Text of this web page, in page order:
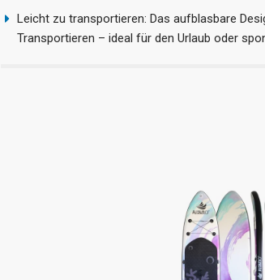
Leicht zu transportieren: Das aufblasbare
Transportieren – ideal für den Urlaub oder